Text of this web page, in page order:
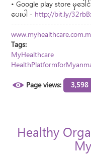
• Google play store မှဒ
ပေးပါ - http://bit.ly/
Tags:
MyHealthcare
Page views:
3,598
Healthy